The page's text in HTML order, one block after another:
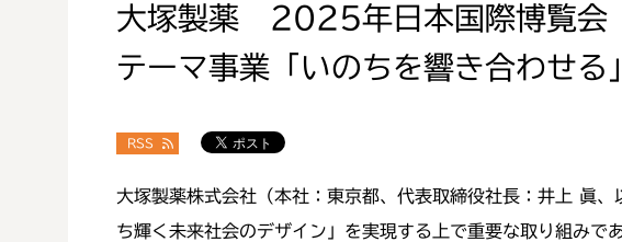
大塚製薬 2025年日本国際博覧会
テーマ事業「いのちを響き合わせる
RSS
大塚製薬株式会社（本社：東京都、代表取締役社長：井上 眞
ち輝く未来社会のデザイン」を実現する上で重要な取り組み